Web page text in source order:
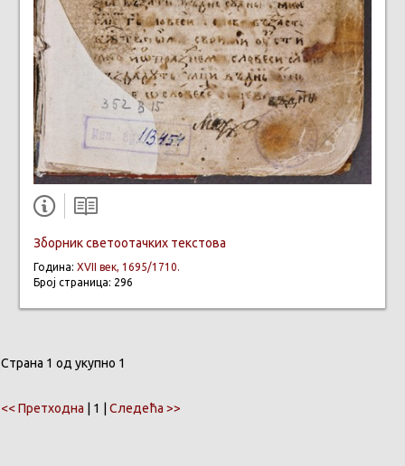
Зборник светоотачких текстова
Година: XVII век, 1695/1710.
Број страница: 296
Страна 1 од укупно 1
<< Претходна | 1 | Следећа >>